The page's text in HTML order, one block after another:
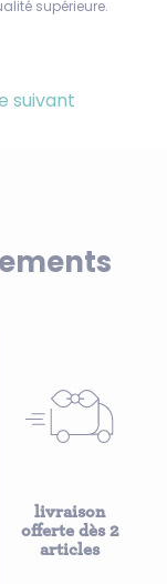
supérieure.
suivant
livraison
offerte dès 2
articles